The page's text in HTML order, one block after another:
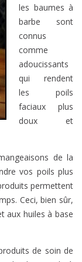
les baumes à
barbe sont
connus
comme
adoucissants
qui rendent
les poils
faciaux plus
doux et
de la
vos poils plus
permettent
Ceci, bien sûr,
aux huiles à base
de soin de